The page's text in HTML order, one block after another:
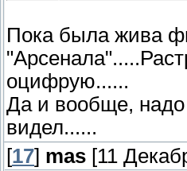
Пока была жива
оцифрую......
Да и вообще,
видел......
[17] mas [11